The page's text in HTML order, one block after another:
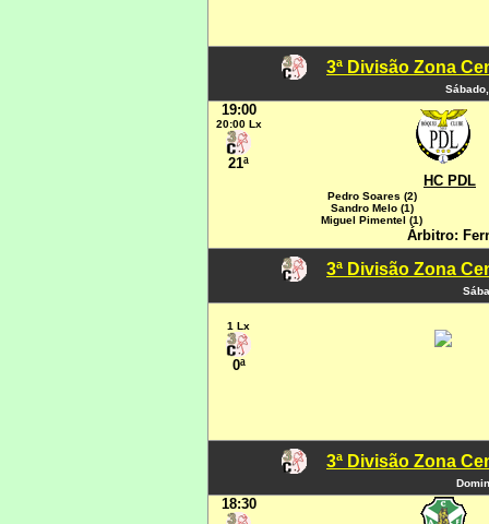
3ª Divisão Zona
19:00
20:00 Lx
21ª
HC PDL
Pedro Soares (2)
Sandro Melo (1)
Miguel Pimentel (1)
Árbitro:
3ª Divisão Zona
1 Lx
0ª
3ª Divisão Zona
18:30